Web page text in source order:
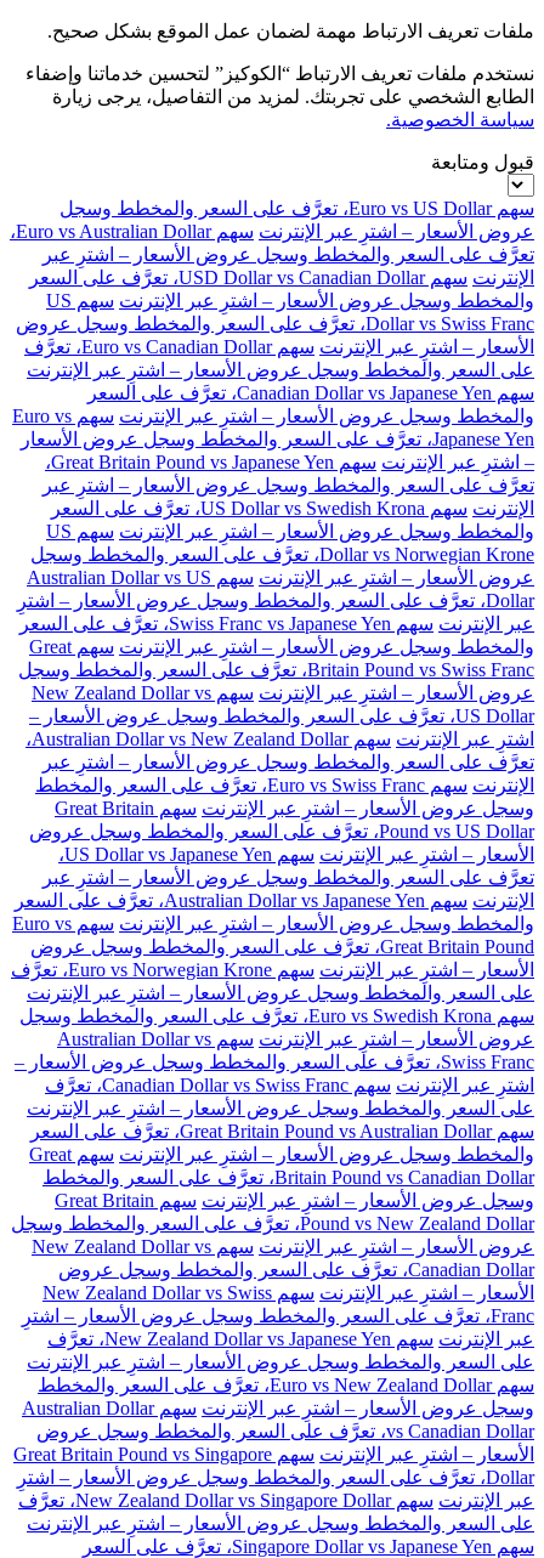
ملفات تعريف الارتباط مهمة لضمان عمل الموقع بشكل صحيح.
نستخدم ملفات تعريف الارتباط “الكوكيز” لتحسين خدماتنا وإضفاء
الطابع الشخصي على تجربتك. لمزيد من التفاصيل، يرجى زيارة
سياسة الخصوصية.
قبول ومتابعة
سهم Euro vs US Dollar، تعرَّف على السعر والمخطط وسجل
عروض الأسعار – اشترِ عبر الإنترنت
سهم Euro vs Australian Dollar،
تعرَّف على السعر والمخطط وسجل عروض الأسعار – اشترِ عبر
الإنترنت
سهم USD Dollar vs Canadian Dollar، تعرَّف على السعر
والمخطط وسجل عروض الأسعار – اشترِ عبر الإنترنت
سهم US
Dollar vs Swiss Franc، تعرَّف على السعر والمخطط وسجل عروض
الأسعار – اشترِ عبر الإنترنت
سهم Euro vs Canadian Dollar، تعرَّف
على السعر والمخطط وسجل عروض الأسعار – اشترِ عبر الإنترنت
سهم Canadian Dollar vs Japanese Yen، تعرَّف على السعر
والمخطط وسجل عروض الأسعار – اشترِ عبر الإنترنت
سهم Euro vs
Japanese Yen، تعرَّف على السعر والمخطط وسجل عروض الأسعار
– اشترِ عبر الإنترنت
سهم Great Britain Pound vs Japanese Yen،
تعرَّف على السعر والمخطط وسجل عروض الأسعار – اشترِ عبر
الإنترنت
سهم US Dollar vs Swedish Krona، تعرَّف على السعر
والمخطط وسجل عروض الأسعار – اشترِ عبر الإنترنت
سهم US
Dollar vs Norwegian Krone، تعرَّف على السعر والمخطط وسجل
عروض الأسعار – اشترِ عبر الإنترنت
سهم Australian Dollar vs US
Dollar، تعرَّف على السعر والمخطط وسجل عروض الأسعار – اشترِ
عبر الإنترنت
سهم Swiss Franc vs Japanese Yen، تعرَّف على السعر
والمخطط وسجل عروض الأسعار – اشترِ عبر الإنترنت
سهم Great
Britain Pound vs Swiss Franc، تعرَّف على السعر والمخطط وسجل
عروض الأسعار – اشترِ عبر الإنترنت
سهم New Zealand Dollar vs
US Dollar، تعرَّف على السعر والمخطط وسجل عروض الأسعار –
اشترِ عبر الإنترنت
سهم Australian Dollar vs New Zealand Dollar،
تعرَّف على السعر والمخطط وسجل عروض الأسعار – اشترِ عبر
الإنترنت
سهم Euro vs Swiss Franc، تعرَّف على السعر والمخطط
وسجل عروض الأسعار – اشترِ عبر الإنترنت
سهم Great Britain
Pound vs US Dollar، تعرَّف على السعر والمخطط وسجل عروض
الأسعار – اشترِ عبر الإنترنت
سهم US Dollar vs Japanese Yen،
تعرَّف على السعر والمخطط وسجل عروض الأسعار – اشترِ عبر
الإنترنت
سهم Australian Dollar vs Japanese Yen، تعرَّف على السعر
والمخطط وسجل عروض الأسعار – اشترِ عبر الإنترنت
سهم Euro vs
Great Britain Pound، تعرَّف على السعر والمخطط وسجل عروض
الأسعار – اشترِ عبر الإنترنت
سهم Euro vs Norwegian Krone، تعرَّف
على السعر والمخطط وسجل عروض الأسعار – اشترِ عبر الإنترنت
سهم Euro vs Swedish Krona، تعرَّف على السعر والمخطط وسجل
عروض الأسعار – اشترِ عبر الإنترنت
سهم Australian Dollar vs
Swiss Franc، تعرَّف على السعر والمخطط وسجل عروض الأسعار –
اشترِ عبر الإنترنت
سهم Canadian Dollar vs Swiss Franc، تعرَّف
على السعر والمخطط وسجل عروض الأسعار – اشترِ عبر الإنترنت
سهم Great Britain Pound vs Australian Dollar، تعرَّف على السعر
والمخطط وسجل عروض الأسعار – اشترِ عبر الإنترنت
سهم Great
Britain Pound vs Canadian Dollar، تعرَّف على السعر والمخطط
وسجل عروض الأسعار – اشترِ عبر الإنترنت
سهم Great Britain
Pound vs New Zealand Dollar، تعرَّف على السعر والمخطط وسجل
عروض الأسعار – اشترِ عبر الإنترنت
سهم New Zealand Dollar vs
Canadian Dollar، تعرَّف على السعر والمخطط وسجل عروض
الأسعار – اشترِ عبر الإنترنت
سهم New Zealand Dollar vs Swiss
Franc، تعرَّف على السعر والمخطط وسجل عروض الأسعار – اشترِ
عبر الإنترنت
سهم New Zealand Dollar vs Japanese Yen، تعرَّف
على السعر والمخطط وسجل عروض الأسعار – اشترِ عبر الإنترنت
سهم Euro vs New Zealand Dollar، تعرَّف على السعر والمخطط
وسجل عروض الأسعار – اشترِ عبر الإنترنت
سهم Australian Dollar
vs Canadian Dollar، تعرَّف على السعر والمخطط وسجل عروض
الأسعار – اشترِ عبر الإنترنت
سهم Great Britain Pound vs Singapore
Dollar، تعرَّف على السعر والمخطط وسجل عروض الأسعار – اشترِ
عبر الإنترنت
سهم New Zealand Dollar vs Singapore Dollar، تعرَّف
على السعر والمخطط وسجل عروض الأسعار – اشترِ عبر الإنترنت
سهم Singapore Dollar vs Japanese Yen، تعرَّف على السعر